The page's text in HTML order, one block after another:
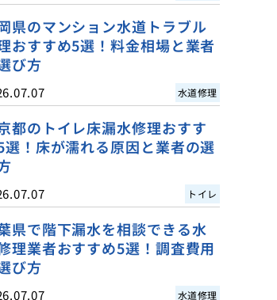
県のマンション水道トラブル
おすすめ5選！料金相場と業者
び方
水道修理
都のトイレ床漏水修理おすす
選！床が濡れる原因と業者の選
トイレ
県で階下漏水を相談できる水
理業者おすすめ5選！調査費用
び方
水道修理